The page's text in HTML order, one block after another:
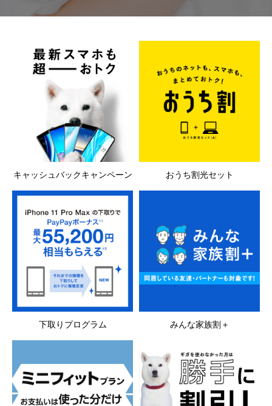
キャッシュバックキャンペーン おうち割光セット
下取りプログラム みんな家族割＋